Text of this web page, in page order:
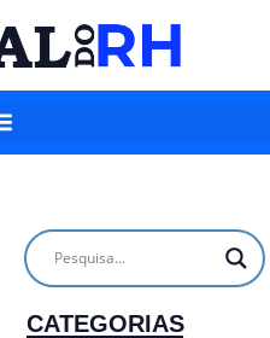
CATEGORIAS